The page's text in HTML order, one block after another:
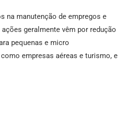
na manutenção de empregos e
geralmente vêm por redução
pequenas e micro
empresas aéreas e turismo, e